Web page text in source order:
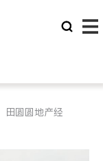
田圆圆地产经